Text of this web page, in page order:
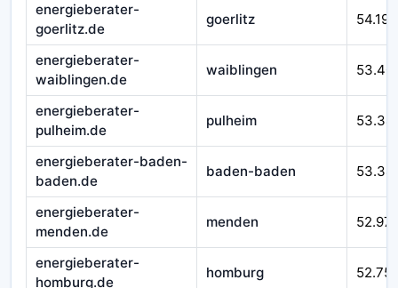
energieberater-
goerlitz.de
goerlitz 54.193
energieberater-
waiblingen.de
waiblingen
energieberater-
pulheim.de
pulheim
energieberater-baden-
baden.de
baden-baden
energieberater-
menden.de
menden
energieberater-
homburg.de
homburg